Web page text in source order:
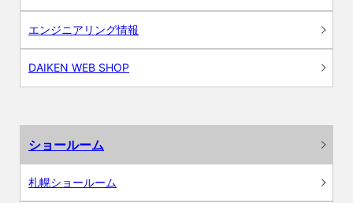
エンジニアリング情報
DAIKEN WEB SHOP
ショールーム
札幌ショールーム